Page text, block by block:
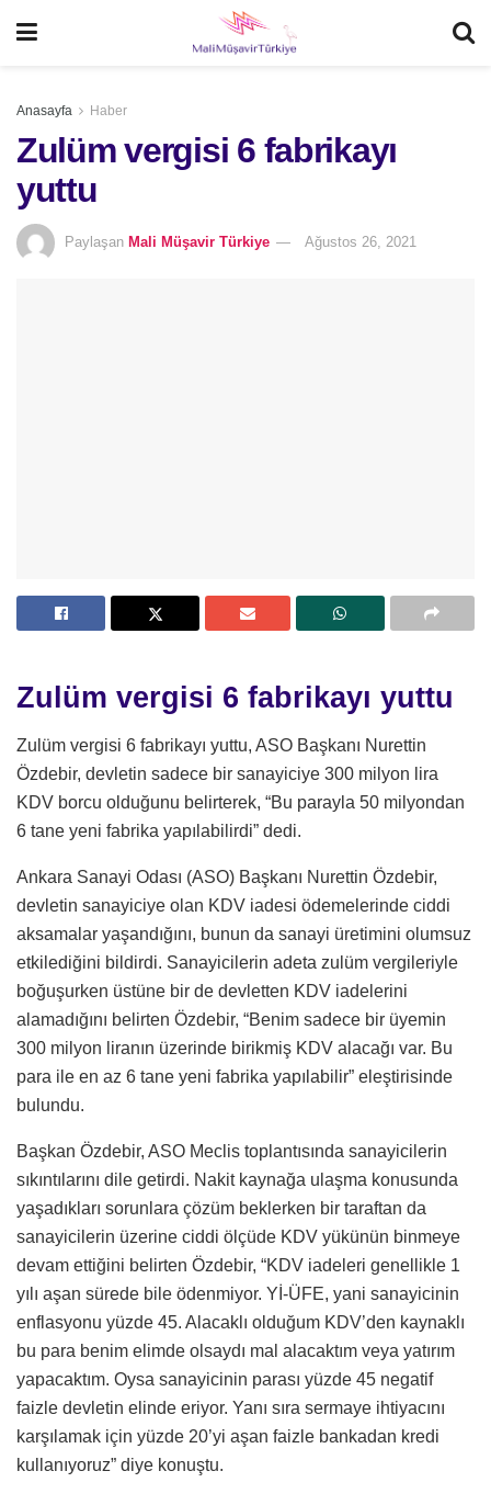
Anasayfa Haber
Zulüm vergisi 6 fabrikayı
yuttu
Paylaşan Mali Müşavir Türkiye Ağustos 26, 2021
Zulüm vergisi 6 fabrikayı yuttu
Zulüm vergisi 6 fabrikayı yuttu, ASO Başkanı Nurettin
Özdebir, devletin sadece bir sanayiciye 300 milyon lira
KDV borcu olduğunu belirterek, “Bu parayla 50 milyondan
6 tane yeni fabrika yapılabilirdi” dedi.
Ankara Sanayi Odası (ASO) Başkanı Nurettin Özdebir,
devletin sanayiciye olan KDV iadesi ödemelerinde ciddi
aksamalar yaşandığını, bunun da sanayi üretimini olumsuz
etkilediğini bildirdi. Sanayicilerin adeta zulüm vergileriyle
boğuşurken üstüne bir de devletten KDV iadelerini
alamadığını belirten Özdebir, “Benim sadece bir üyemin
300 milyon liranın üzerinde birikmiş KDV alacağı var. Bu
para ile en az 6 tane yeni fabrika yapılabilir” eleştirisinde
bulundu.
Başkan Özdebir, ASO Meclis toplantısında sanayicilerin
sıkıntılarını dile getirdi. Nakit kaynağa ulaşma konusunda
yaşadıkları sorunlara çözüm beklerken bir taraftan da
sanayicilerin üzerine ciddi ölçüde KDV yükünün binmeye
devam ettiğini belirten Özdebir, “KDV iadeleri genellikle 1
yılı aşan sürede bile ödenmiyor. Yİ-ÜFE, yani sanayicinin
enflasyonu yüzde 45. Alacaklı olduğum KDV’den kaynaklı
bu para benim elimde olsaydı mal alacaktım veya yatırım
yapacaktım. Oysa sanayicinin parası yüzde 45 negatif
faizle devletin elinde eriyor. Yanı sıra sermaye ihtiyacını
karşılamak için yüzde 20’yi aşan faizle bankadan kredi
kullanıyoruz” diye konuştu.